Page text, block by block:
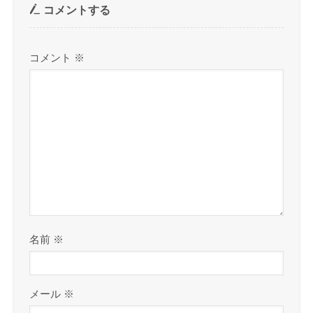
コメントする
コメント ※
名前 ※
メール ※